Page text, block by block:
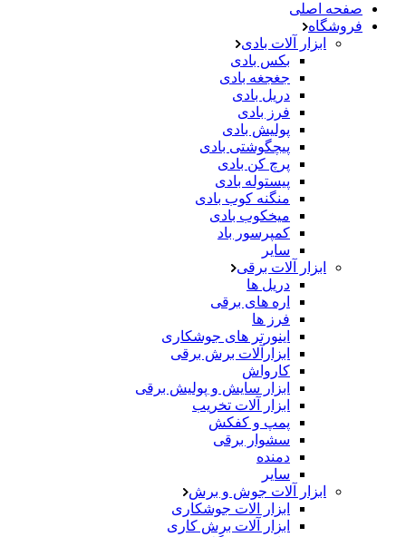
صفحه اصلی
فروشگاه
ابزار آلات بادی
بکس بادی
جغجغه بادی
دریل بادی
فرز بادی
پولیش بادی
پیچگوشتی بادی
پرچ کن بادی
پیستوله بادی
منگنه کوب بادی
میخکوب بادی
کمپرسور باد
سایر
ابزار آلات برقی
دریل ها
اره های برقی
فرز ها
اینورتر های جوشکاری
ابزارآلات برش برقی
کارواش
ابزار سایش و پولیش برقی
ابزار آلات تخریب
پمپ و کفکش
سشوار برقی
دمنده
سایر
ابزار آلات جوش و برش
ابزار الات جوشکاری
ابزار آلات برش کاری